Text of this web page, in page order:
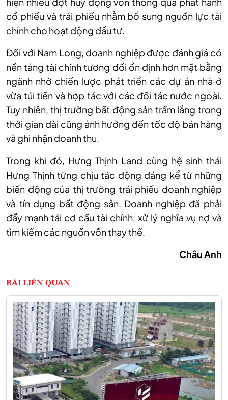
cổ phiếu và trái phiếu nhằm bổ sung nguồn lực tài
chính cho hoạt động đầu tư.
Đối với Nam Long, doanh nghiệp được đánh giá có
nền tảng tài chính tương đối ổn định hơn mặt bằng
ngành nhờ chiến lược phát triển các dự án nhà ở
vừa túi tiền và hợp tác với các đối tác nước ngoài.
Tuy nhiên, thị trường bất động sản trầm lắng trong
thời gian dài cũng ảnh hưởng đến tốc độ bán hàng
và ghi nhận doanh thu.
Trong khi đó, Hưng Thịnh Land cùng hệ sinh thái
Hưng Thịnh từng chịu tác động đáng kể từ những
biến động của thị trường trái phiếu doanh nghiệp
và tín dụng bất động sản. Doanh nghiệp đã phải
đẩy mạnh tái cơ cấu tài chính, xử lý nghĩa vụ nợ và
tìm kiếm các nguồn vốn thay thế.
Châu Anh
BÀI LIÊN QUAN